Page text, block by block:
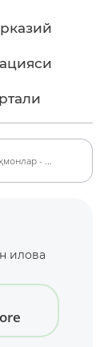
- ...
илова